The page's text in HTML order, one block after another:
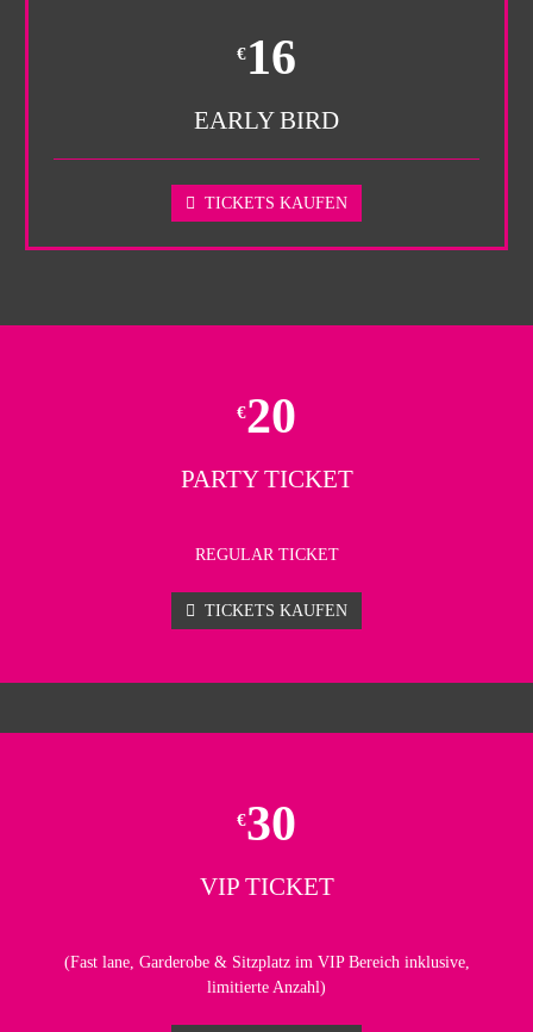
€16
EARLY BIRD
TICKETS KAUFEN
€20
PARTY TICKET
REGULAR TICKET
TICKETS KAUFEN
€30
VIP TICKET
(Fast lane, Garderobe & Sitzplatz im VIP Bereich inklusive,
limitierte Anzahl)